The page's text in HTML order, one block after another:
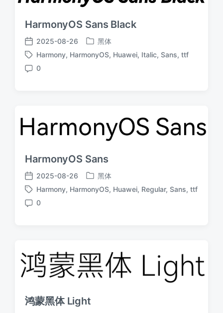
HarmonyOS Sans Black
发
布
日
2025-08-26
发
布
黑体
标
签
Harmony, HarmonyOS, Huawei, Italic, Sans, ttf
评
0
HarmonyOS Sans
发
布
日
2025-08-26
发
布
黑体
标
签
Harmony, HarmonyOS, Huawei, Regular, Sans, ttf
评
0
鸿蒙黑体 Light